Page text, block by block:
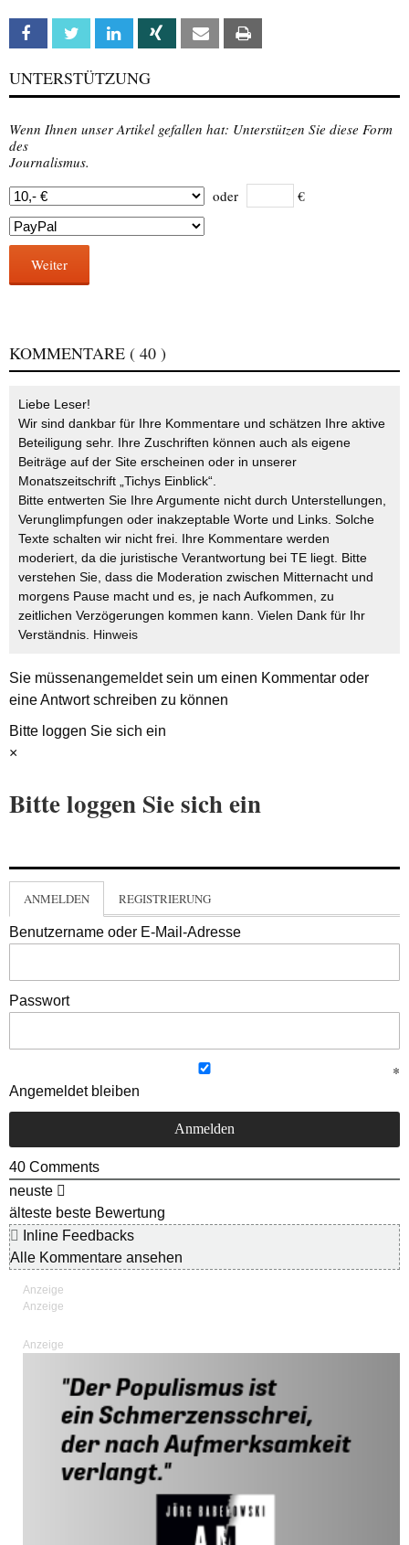
Facebook Twitter Linkedin Xing Email
UNTERSTÜTZUNG
Wenn Ihnen unser Artikel gefallen hat: Unterstützen Sie diese Form
des
Journalismus.
oder
€
Weiter
KOMMENTARE ( 40 )
Liebe Leser!
Wir sind dankbar für Ihre Kommentare und schätzen Ihre aktive
Beteiligung sehr. Ihre Zuschriften können auch als eigene
Beiträge auf der Site erscheinen oder in unserer
Monatszeitschrift „Tichys Einblick“.
Bitte entwerten Sie Ihre Argumente nicht durch Unterstellungen,
Verunglimpfungen oder inakzeptable Worte und Links. Solche
Texte schalten wir nicht frei. Ihre Kommentare werden
moderiert, da die juristische Verantwortung bei TE liegt. Bitte
verstehen Sie, dass die Moderation zwischen Mitternacht und
morgens Pause macht und es, je nach Aufkommen, zu
zeitlichen Verzögerungen kommen kann. Vielen Dank für Ihr
Verständnis. Hinweis
Sie müssenangemeldetsein um einen Kommentar oder
eine Antwort schreiben zu können
Bitte loggen Sie sich ein
×
Bitte loggen Sie sich ein
ANMELDEN REGISTRIERUNG
Benutzername oder E-Mail-Adresse
Passwort
Angemeldet bleiben
40 Comments
neuste
älteste beste Bewertung
Inline Feedbacks
Alle Kommentare ansehen
Anzeige